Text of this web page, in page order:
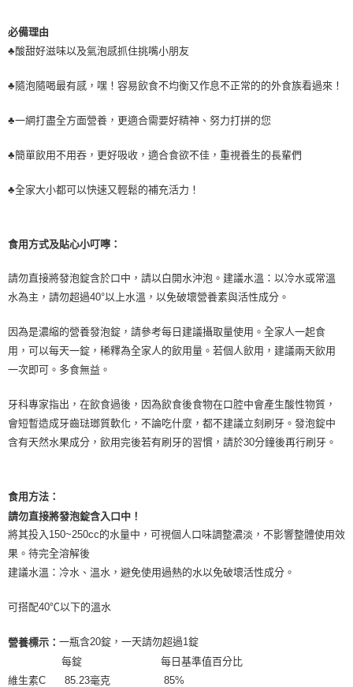
全家純取貨 (先付款
7-11取貨付款
每筆NT$80，滿NT$999(含以上)免運費
宅配
離島宅配（澎湖、金門、馬祖、小琉球）
付款後門市自取
必備理由
♣酸甜好滋味以及氣泡感抓住挑嘴小朋友
♣隨泡隨喝最有感，嘿！容易飲食不均衡又作息不正常的的外食族看過來！
♣一網打盡全方面營養，更適合需要好精神、努力打拼的您
♣簡單飲用不用吞，更好吸收，適合食欲不佳，重視養生的長輩們
♣全家大小都可以快速又輕鬆的補充活力！
食用方式及貼心小叮嚀：
請勿直接將發泡錠含於口中，請以白開水沖泡。建議水溫：以冷水或常溫
水為主，請勿超過40°以上水溫，以免破壞營養素與活性成分。
因為是濃縮的營養發泡錠，請參考每日建議攝取量使用。全家人一起食
用，可以每天一錠，稀釋為全家人的飲用量。若個人飲用，建議兩天飲用
一次即可。多食無益。
牙科專家指出，在飲食過後，因為飲食後食物在口腔中會產生酸性物質，
會短暫造成牙齒琺瑯質軟化，不論吃什麼，都不建議立刻刷牙。發泡錠中
含有天然水果成分，飲用完後若有刷牙的習慣，請於30分鐘後再行刷牙。
食用方法：
請勿直接將發泡錠含入口中！
將其投入150~250cc的水量中，可視個人口味調整濃淡，不影響整體使用效
果。待完全溶解後
建議水溫：冷水、溫水，避免使用過熱的水以免破壞活性成分。
可搭配40℃以下的溫水
營養標示： 一瓶含20錠，一天請勿超過1錠
每錠 每日基準值百分比
維生素C 85.23毫克 85%